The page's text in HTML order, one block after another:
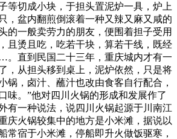
等切成小块，于担头置泥炉一具，炉上
，盆内翻煎倒滚着一种又辣又麻又咸的
的一般卖劳力的朋友，便围着担子受用
且烫且吃，吃若干块，算若干线，既经
直到民国二十三年，重庆城内才有一
，从担头移到桌上，泥炉依然，只是将
锅，卤汁、蘸汁也改由食客自行配合，
味。”他对四川火锅的形成和发展作了
有一种说法，说四川火锅起源于川南江
庆火锅较集中的地方是小米滩，据说以
常宿于小米滩，停船即升火做饭驱寒，